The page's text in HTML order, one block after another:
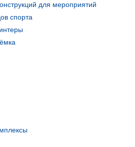
для мероприятий
спорта